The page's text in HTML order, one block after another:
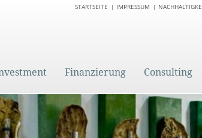
Finanzierung Consulting
STARTSEITE IMPRESSUM